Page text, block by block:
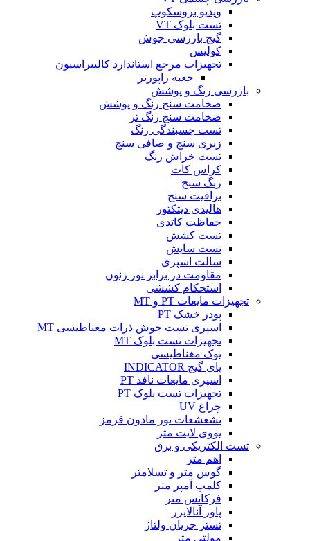
ویدیو بروسکوپ
تست بلوک VT
گیج بازرسی جوش
کولیس
تجهیزات مرجع استاندارد کالیبراسیون
جعبه راپورتر
بازرسی رنگ و پوشش
ضخامت سنج رنگ و پوشش
ضخامت سنج رنگ تر
تست چسبندگی رنگ
زبری سنج و صافی سنج
تست خراش رنگ
کراس کات
رنگ سنج
براقیت سنج
هالیدی دیتکتور
حفاظت کاتدی
تست کشش
تست سایش
سالت اسپری
مقاومت در برابر نور زنون
استحکام کششی
تجهیزات مایعات PT و MT
پودر خشک PT
اسپری تست جوش ذرات مغناطیسی MT
تجهیزات تست بلوک MT
یوک مغناطیسی
پای گیج INDICATOR
اسپری مایعات نافذ PT
تجهیزات تست بلوک PT
چراغ UV
تشعشعات نور مادون قرمز
یووی لایت متر
تست الکتریکی و برق
اهم متر
گوس متر و تسلامتر
کلمپ آمپر متر
فرکانس متر
پاور آنالایزر
تستر جریان ولتاژ
مولتی متر